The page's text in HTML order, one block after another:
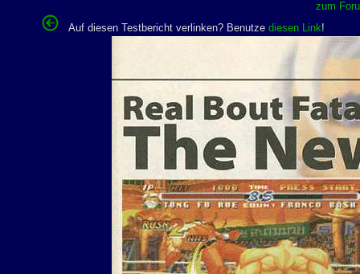
zum
Auf diesen Testbericht verlinken? Benutze diesen Link!